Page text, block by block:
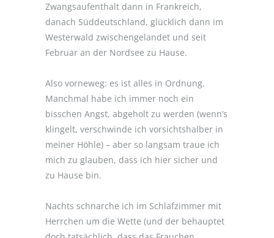
Zwangsaufenthalt dann in Frankreich,
danach Süddeutschland, glücklich dann im
Westerwald zwischengelandet und seit
Februar an der Nordsee zu Hause.
Also vorneweg: es ist alles in Ordnung.
Manchmal habe ich immer noch ein
bisschen Angst, abgeholt zu werden (wenn’s
klingelt, verschwinde ich vorsichtshalber in
meiner Höhle) – aber so langsam traue ich
mich zu glauben, dass ich hier sicher und
zu Hause bin.
Nachts schnarche ich im Schlafzimmer mit
Herrchen um die Wette (und der behauptet